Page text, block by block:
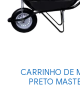
CARRINHO DE
PRETO